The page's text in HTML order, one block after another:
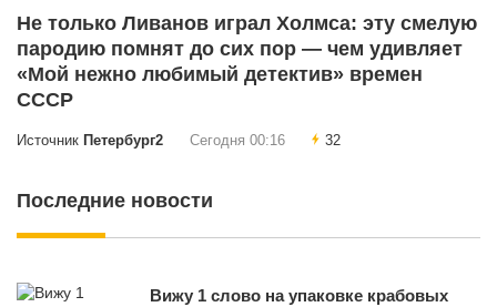
Не только Ливанов играл Холмса: эту смелую
пародию помнят до сих пор — чем удивляет
«Мой нежно любимый детектив» времен
СССР
Источник Петербург2 Сегодня 00:16 32
Последние новости
Вижу 1 слово на упаковке крабовых